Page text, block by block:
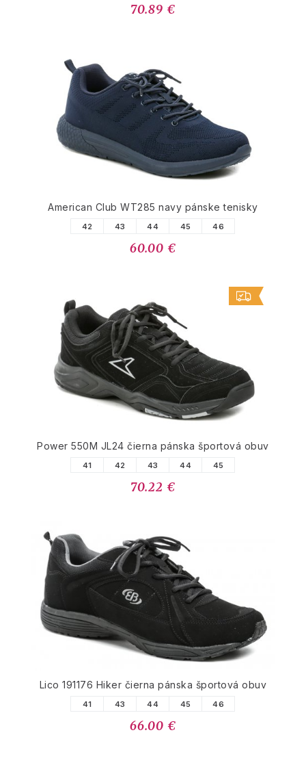
70.89 €
American Club WT285 navy pánske tenisky
42 43 44 45 46
60.00 €
Power 550M JL24 čierna pánska športová obuv
41 42 43 44 45
70.22 €
Lico 191176 Hiker čierna pánska športová obuv
41 43 44 45 46
66.00 €